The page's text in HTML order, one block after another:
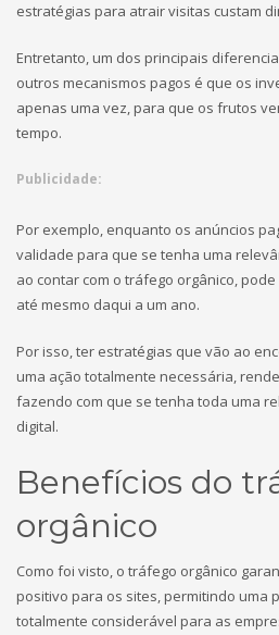
estratégias para atrair visitas custam
Entretanto, um dos principais
outros mecanismos pagos é que os
apenas uma vez, para que os frutos
tempo.
Publicidade:
Por exemplo, enquanto os anúncios
validade para que se tenha uma
ao contar com o tráfego orgânico,
até mesmo daqui a um ano.
Por isso, ter estratégias que vão ao
uma ação totalmente necessária,
fazendo com que se tenha toda uma
digital.
Benefícios do
orgânico
Como foi visto, o tráfego orgânico
positivo para os sites, permitindo uma
totalmente considerável para as